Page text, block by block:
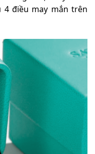
điều may mắn trên